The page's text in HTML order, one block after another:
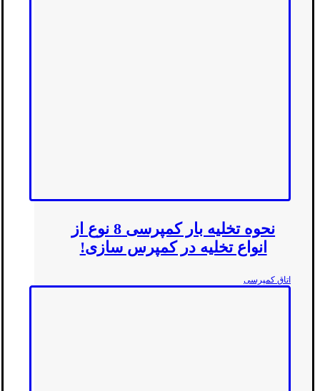
نحوه تخلیه بار کمپرسی 8 نوع از
انواع تخلیه در کمپرس سازی!
اتاق کمپرسی